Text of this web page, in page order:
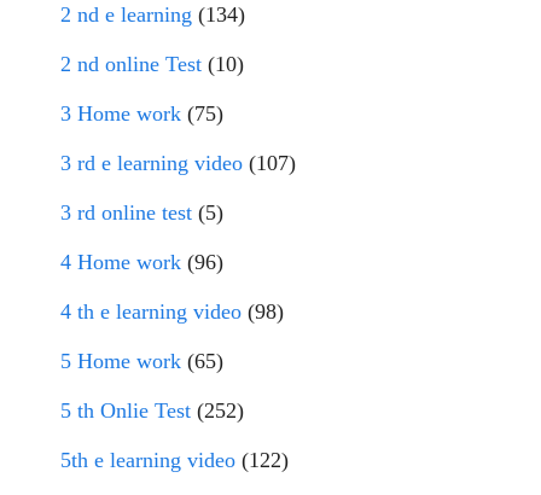
2 nd e learning (134)
2 nd online Test (10)
3 Home work (75)
3 rd e learning video (107)
3 rd online test (5)
4 Home work (96)
4 th e learning video (98)
5 Home work (65)
5 th Onlie Test (252)
5th e learning video (122)